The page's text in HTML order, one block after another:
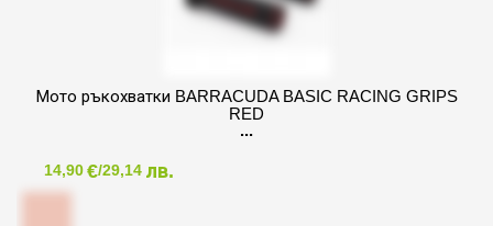
Мото ръкохватки BARRACUDA BASIC RACING GRIPS
RED
14,90€/29,14 лв.